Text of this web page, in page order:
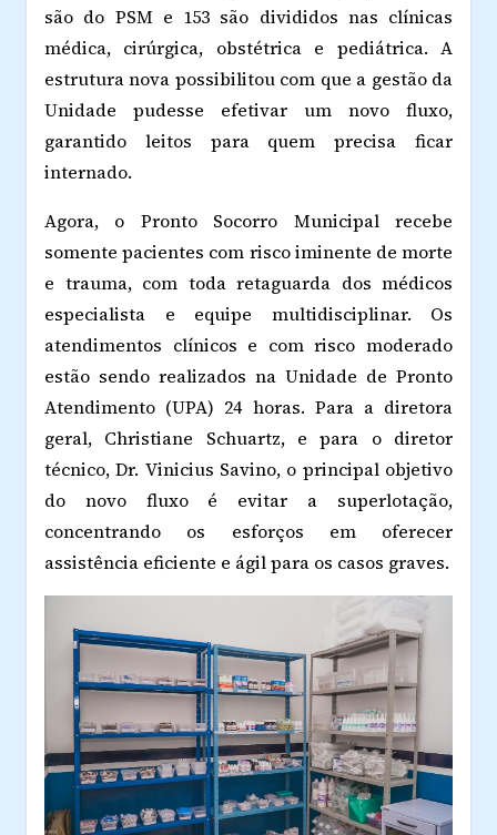
são do PSM e 153 são divididos nas clínicas
médica, cirúrgica, obstétrica e pediátrica. A
estrutura nova possibilitou com que a gestão da
Unidade pudesse efetivar um novo fluxo,
garantido leitos para quem precisa ficar
internado.
Agora, o Pronto Socorro Municipal recebe
somente pacientes com risco iminente de morte
e trauma, com toda retaguarda dos médicos
especialista e equipe multidisciplinar. Os
atendimentos clínicos e com risco moderado
estão sendo realizados na Unidade de Pronto
Atendimento (UPA) 24 horas. Para a diretora
geral, Christiane Schuartz, e para o diretor
técnico, Dr. Vinicius Savino, o principal objetivo
do novo fluxo é evitar a superlotação,
concentrando os esforços em oferecer
assistência eficiente e ágil para os casos graves.